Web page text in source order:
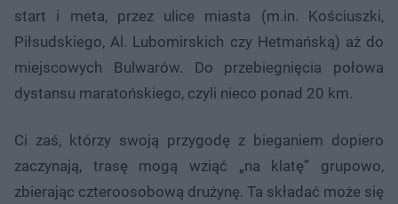
start i meta, przez ulice miasta (m.in. Kościuszki,
Piłsudskiego, Al. Lubomirskich czy Hetmańską) aż do
miejscowych Bulwarów. Do przebiegnięcia połowa
dystansu maratońskiego, czyli nieco ponad 20 km.
Ci zaś, którzy swoją przygodę z bieganiem dopiero
zaczynają, trasę mogą wziąć „na klatę” grupowo,
zbierając czteroosobową drużynę. Ta składać może się